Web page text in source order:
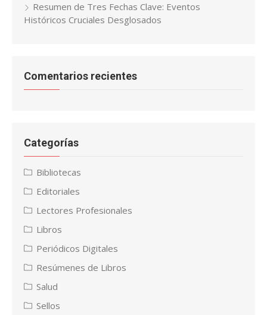
Resumen de Tres Fechas Clave: Eventos
Históricos Cruciales Desglosados
Comentarios recientes
Categorías
Bibliotecas
Editoriales
Lectores Profesionales
Libros
Periódicos Digitales
Resúmenes de Libros
Salud
Sellos